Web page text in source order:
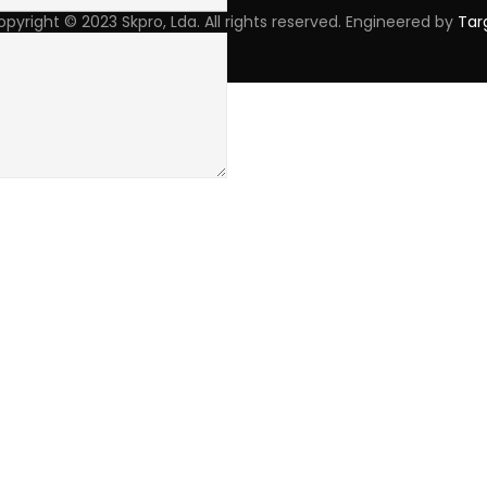
© 2023 Skpro, Lda. All rights reserved. Engineered by